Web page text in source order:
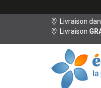
Livraison
Livraison